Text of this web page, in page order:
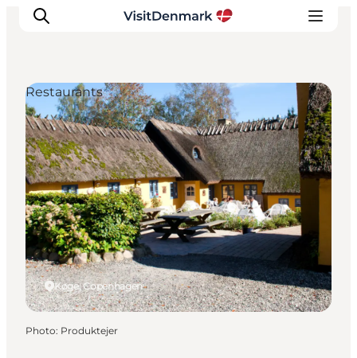
Inspirations
Destinations
Quoi faire
Hébergements
Planifiez votre voyage
Køge, Copenhagen
Restaurants
Photo: Produktejer